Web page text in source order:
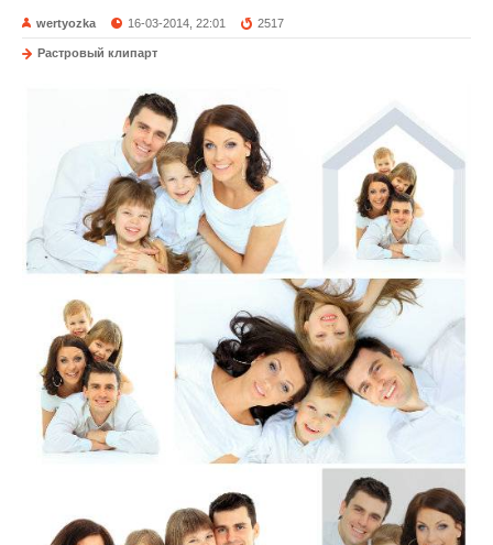
wertyozka 16-03-2014, 22:01 2517
Растровый клипарт